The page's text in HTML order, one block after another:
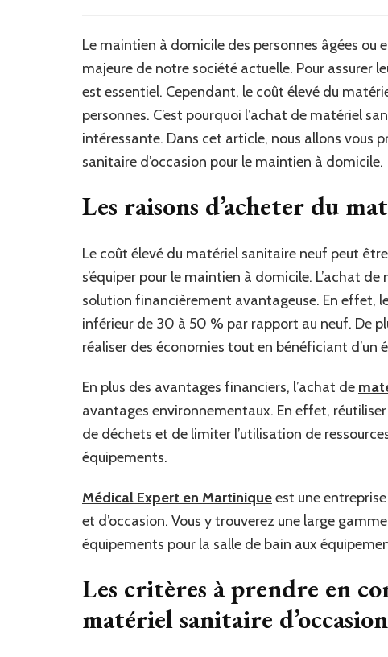
Le maintien à domicile des personnes âgées
majeure de notre société actuelle. Pour assurer
est essentiel. Cependant, le coût élevé du
personnes. C’est pourquoi l’achat de matériel
intéressante. Dans cet article, nous allons vous
sanitaire d’occasion pour le maintien à domicile.
Les raisons d’acheter du
Le coût élevé du matériel sanitaire neuf peut
s’équiper pour le maintien à domicile. L’achat
solution financièrement avantageuse. En effet,
inférieur de 30 à 50 % par rapport au neuf. De
réaliser des économies tout en bénéficiant d’un
En plus des avantages financiers, l’achat de
avantages environnementaux. En effet,
de déchets et de limiter l’utilisation de
équipements.
Médical Expert en Martiniqueest une
et d’occasion. Vous y trouverez une large
équipements pour la salle de bain aux
Les critères à prendre en
matériel sanitaire d’occasion